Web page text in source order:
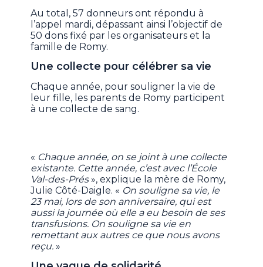
Au total, 57 donneurs ont répondu à
l’appel mardi, dépassant ainsi l’objectif de
50 dons fixé par les organisateurs et la
famille de Romy.
Une collecte pour célébrer sa vie
Chaque année, pour souligner la vie de
leur fille, les parents de Romy participent
à une collecte de sang.
« Chaque année, on se joint à une collecte
existante. Cette année, c’est avec l’École
Val-des-Prés», explique la mère de Romy,
Julie Côté-Daigle. « On souligne sa vie, le
23 mai, lors de son anniversaire, qui est
aussi la journée où elle a eu besoin de ses
transfusions. On souligne sa vie en
remettant aux autres ce que nous avons
reçu.»